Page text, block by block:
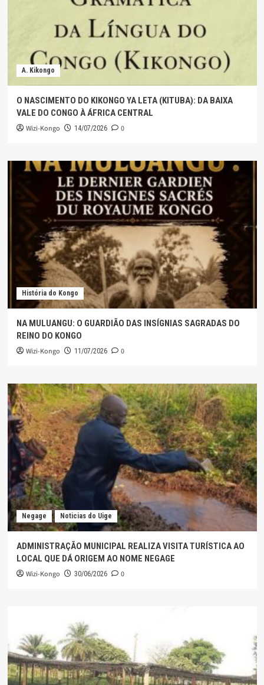
A. Kikongo
O NASCIMENTO DO KIKONGO YA LETA (KITUBA): DA BAIXA
VALE DO CONGO À ÁFRICA CENTRAL
Wizi-Kongo 14/07/2026 0
História do Kongo
NA MULUANGU: O GUARDIÃO DAS INSÍGNIAS SAGRADAS DO
REINO DO KONGO
Wizi-Kongo 11/07/2026 0
Negage Noticias do Uige
ADMINISTRAÇÃO MUNICIPAL REALIZA VISITA TURÍSTICA AO
LOCAL QUE DÁ ORIGEM AO NOME NEGAGE
Wizi-Kongo 30/06/2026 0